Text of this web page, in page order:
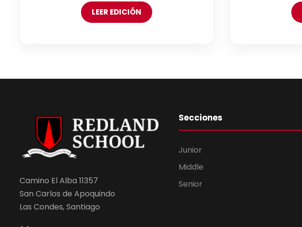
LEER EDICIÓN
Camino El Alba 11357
San Carlos de Apoquindo
Las Condes, Santiago
Secciones
Junior
Middle
Senior